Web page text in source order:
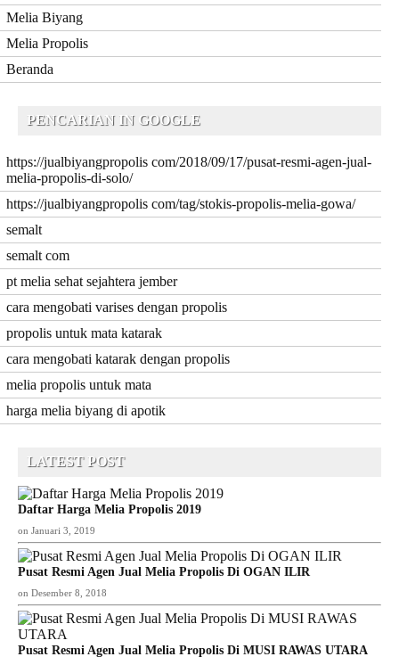
Melia Biyang
Melia Propolis
Beranda
PENCARIAN IN GOOGLE
https://jualbiyangpropolis com/2018/09/17/pusat-resmi-agen-jual-
melia-propolis-di-solo/
https://jualbiyangpropolis com/tag/stokis-propolis-melia-gowa/
semalt
semalt com
pt melia sehat sejahtera jember
cara mengobati varises dengan propolis
propolis untuk mata katarak
cara mengobati katarak dengan propolis
melia propolis untuk mata
harga melia biyang di apotik
LATEST POST
Daftar Harga Melia Propolis 2019
on Januari 3, 2019
Pusat Resmi Agen Jual Melia Propolis Di OGAN ILIR
on Desember 8, 2018
Pusat Resmi Agen Jual Melia Propolis Di MUSI RAWAS UTARA